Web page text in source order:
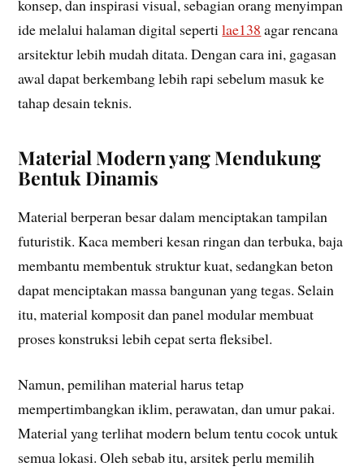
konsep, dan inspirasi visual, sebagian orang menyimpan
ide melalui halaman digital sepertilae138 agar rencana
arsitektur lebih mudah ditata. Dengan cara ini, gagasan
awal dapat berkembang lebih rapi sebelum masuk ke
tahap desain teknis.
Material Modern yang Mendukung
Bentuk Dinamis
Material berperan besar dalam menciptakan tampilan
futuristik. Kaca memberi kesan ringan dan terbuka, baja
membantu membentuk struktur kuat, sedangkan beton
dapat menciptakan massa bangunan yang tegas. Selain
itu, material komposit dan panel modular membuat
proses konstruksi lebih cepat serta fleksibel.
Namun, pemilihan material harus tetap
mempertimbangkan iklim, perawatan, dan umur pakai.
Material yang terlihat modern belum tentu cocok untuk
semua lokasi. Oleh sebab itu, arsitek perlu memilih